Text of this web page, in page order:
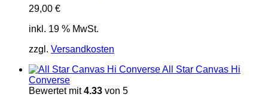
29,00 €
inkl. 19 % MwSt.
zzgl. Versandkosten
All Star Canvas Hi
Converse
Bewertet mit4.33 von 5